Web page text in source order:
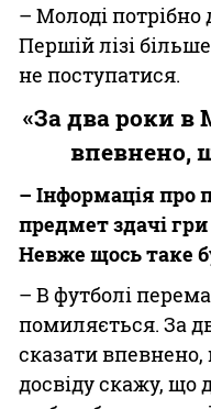
– Молоді потрібно
Першій лізі
не поступатися.
«За два роки в
впевнено,
– Інформація про
предмет здачі
Невже щось таке
– В футболі
помиляється. За
сказати впевнено,
досвіду скажу, що